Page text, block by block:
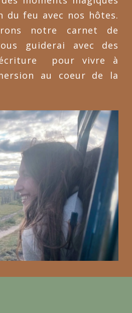
du feu avec nos hôtes.
notre carnet de
guiderai avec des
pour vivre à
au coeur de la